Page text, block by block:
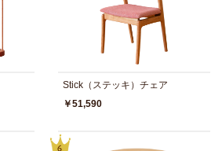
Stick（ステッキ）チェア
￥51,590